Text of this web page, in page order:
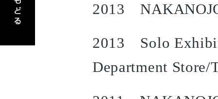
2013
2013 Solo
Department Store/